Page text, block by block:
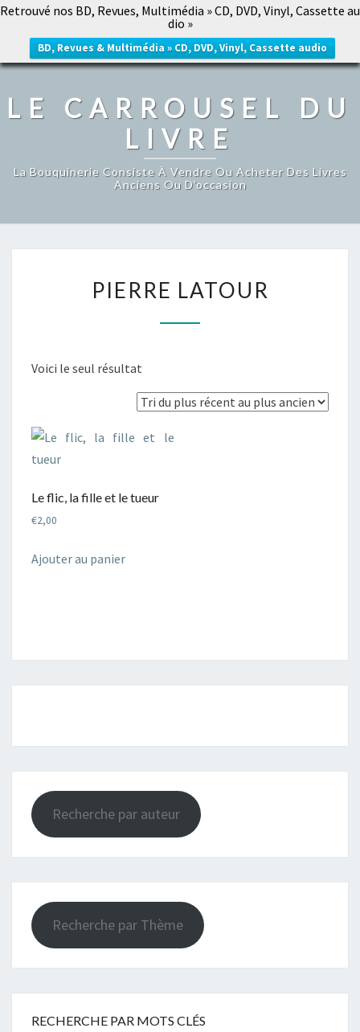
Retrouvé nos BD, Revues, Multimédia » CD, DVD, Vinyl, Cassette au
dio »
BD, Revues & Multimédia » CD, DVD, Vinyl, Cassette audio
LE CARROUSEL DU LIVRE
LE CARROUSEL DU
LIVRE
La Bouquinerie Consiste À Vendre Ou Acheter Des Livres
Anciens Ou D’occasion
LATOUR
PIERRE LATOUR
Voici le seul résultat
Le flic, la fille et le tueur
€2,00
Ajouter au panier
Recherche par auteur
Recherche par Thème
RECHERCHE PAR MOTS CLÉS